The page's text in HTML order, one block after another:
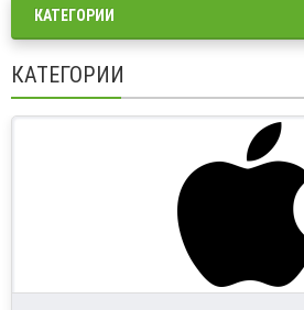
КАТЕГОРИИ
КАТЕГОРИИ